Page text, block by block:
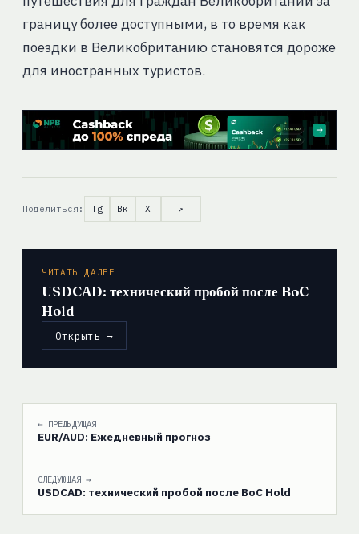
границу более доступными, в то время как
поездки в Великобританию становятся дороже
для иностранных туристов.
Поделиться: Tg Вк X ↗
ЧИТАТЬ ДАЛЕЕ
USDCAD: технический пробой после BoC
Hold
Открыть →
← ПРЕДЫДУЩАЯ
EUR/AUD: Ежедневный прогноз
СЛЕДУЮЩАЯ →
USDCAD: технический пробой после BoC Hold